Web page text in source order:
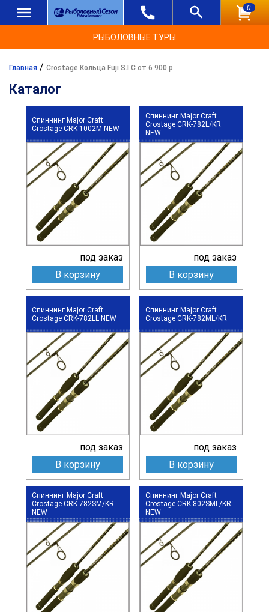
0
РЫБОЛОВНЫЕ ТУРЫ
Главная / Crostage Кольца Fuji S.I.C от 6 900 р.
Каталог
Спиннинг Major Craft
Crostage CRK-1002M NEW
под заказ
В корзину
Спиннинг Major Craft
Crostage CRK-782L/KR
NEW
под заказ
В корзину
Спиннинг Major Craft
Crostage CRK-782LL NEW
под заказ
В корзину
Спиннинг Major Craft
Crostage CRK-782ML/KR
под заказ
В корзину
Спиннинг Major Craft
Crostage CRK-782SM/KR
NEW
Спиннинг Major Craft
Crostage CRK-802SML/KR
NEW